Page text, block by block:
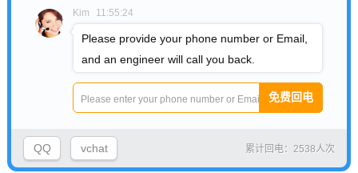
选图
Kim 11:55:24
Please provide your phone number or Email,
and an engineer will call you back.
累计回电：2538人次
QQ vchat